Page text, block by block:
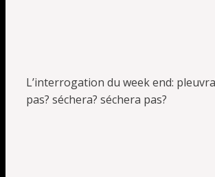
L’interrogation du week end:
pas? séchera? séchera pas?